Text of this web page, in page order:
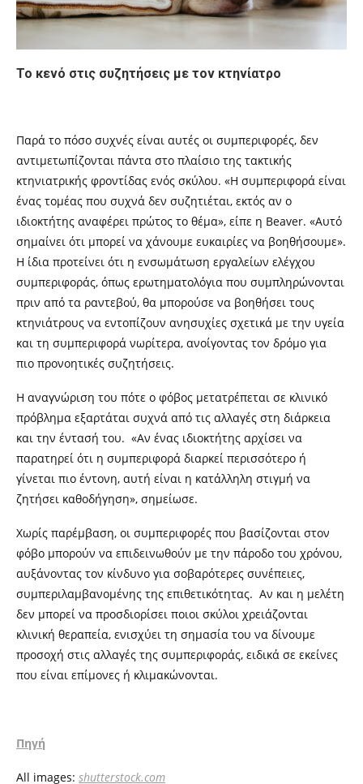
Το κενό στις συζητήσεις με τον κτηνίατρο
Παρά το πόσο συχνές είναι αυτές οι συμπεριφορές, δεν
αντιμετωπίζονται πάντα στο πλαίσιο της τακτικής
κτηνιατρικής φροντίδας ενός σκύλου. «Η συμπεριφορά είναι
ένας τομέας που συχνά δεν συζητιέται, εκτός αν ο
ιδιοκτήτης αναφέρει πρώτος το θέμα», είπε η Beaver. «Αυτό
σημαίνει ότι μπορεί να χάνουμε ευκαιρίες να βοηθήσουμε».
Η ίδια προτείνει ότι η ενσωμάτωση εργαλείων ελέγχου
συμπεριφοράς, όπως ερωτηματολόγια που συμπληρώνονται
πριν από τα ραντεβού, θα μπορούσε να βοηθήσει τους
κτηνιάτρους να εντοπίζουν ανησυχίες σχετικά με την υγεία
και τη συμπεριφορά νωρίτερα, ανοίγοντας τον δρόμο για
πιο προνοητικές συζητήσεις.
Η αναγνώριση του πότε ο φόβος μετατρέπεται σε κλινικό
πρόβλημα εξαρτάται συχνά από τις αλλαγές στη διάρκεια
και την έντασή του. «Αν ένας ιδιοκτήτης αρχίσει να
παρατηρεί ότι η συμπεριφορά διαρκεί περισσότερο ή
γίνεται πιο έντονη, αυτή είναι η κατάλληλη στιγμή να
ζητήσει καθοδήγηση», σημείωσε.
Χωρίς παρέμβαση, οι συμπεριφορές που βασίζονται στον
φόβο μπορούν να επιδεινωθούν με την πάροδο του χρόνου,
αυξάνοντας τον κίνδυνο για σοβαρότερες συνέπειες,
συμπεριλαμβανομένης της επιθετικότητας. Αν και η μελέτη
δεν μπορεί να προσδιορίσει ποιοι σκύλοι χρειάζονται
κλινική θεραπεία, ενισχύει τη σημασία του να δίνουμε
προσοχή στις αλλαγές της συμπεριφοράς, ειδικά σε εκείνες
που είναι επίμονες ή κλιμακώνονται.
Πηγή
All images: shutterstock.com